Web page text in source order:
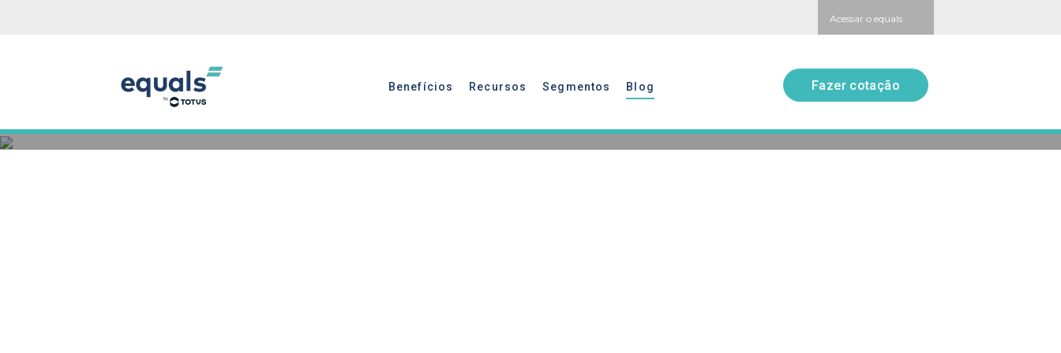
Acessar o equals
Fazer cotação
Benefícios Recursos Segmentos Blog
Fazer cotação